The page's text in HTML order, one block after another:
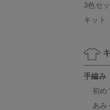
3色セ
キット
手編み
初め
あみ